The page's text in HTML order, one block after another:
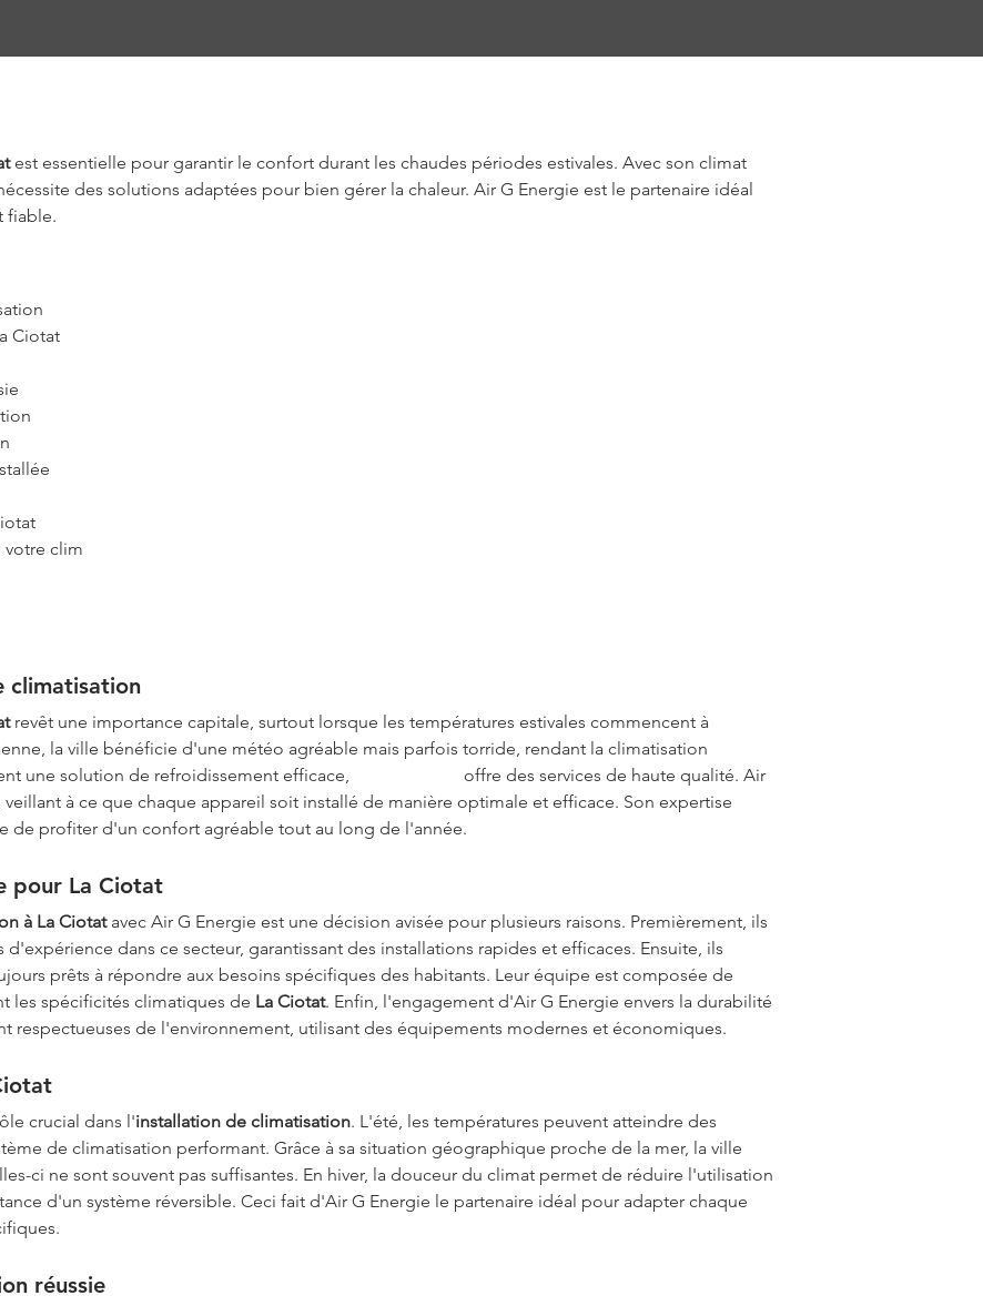
est essentielle pour garantir le confort durant les chaudes périodes estivales. Avec son climat
des solutions adaptées pour bien gérer la chaleur. Air G Energie est le partenaire idéal
fiable.
Ciotat
votre clim
climatisation
revêt une importance capitale, surtout lorsque les températures estivales commencent à
la ville bénéficie d'une météo agréable mais parfois torride, rendant la climatisation
une solution de refroidissement efficace,
offre des services de haute qualité. Air
à ce que chaque appareil soit installé de manière optimale et efficace. Son expertise
de profiter d'un confort agréable tout au long de l'année.
pour La Ciotat
à La Ciotat avec Air G Energie est une décision avisée pour plusieurs raisons. Premièrement, ils
dans ce secteur, garantissant des installations rapides et efficaces. Ensuite, ils
prêts à répondre aux besoins spécifiques des habitants. Leur équipe est composée de
les spécificités climatiques de La Ciotat. Enfin, l'engagement d'Air G Energie envers la durabilité
respectueuses de l'environnement, utilisant des équipements modernes et économiques.
crucial dans l'installation de climatisation. L'été, les températures peuvent atteindre des
de climatisation performant. Grâce à sa situation géographique proche de la mer, la ville
ci ne sont souvent pas suffisantes. En hiver, la douceur du climat permet de réduire l'utilisation
d'un système réversible. Ceci fait d'Air G Energie le partenaire idéal pour adapter chaque
réussie